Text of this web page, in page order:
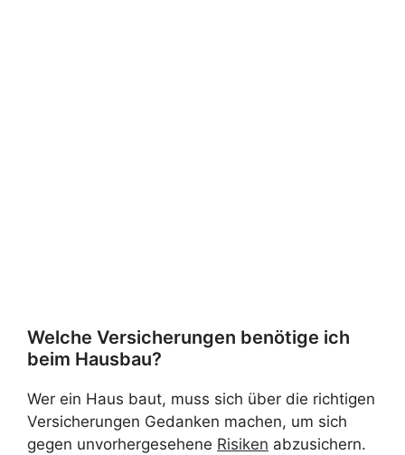
Welche Versicherungen benötige ich
beim Hausbau?
Wer ein Haus baut, muss sich über die richtigen
Versicherungen Gedanken machen, um sich
gegen unvorhergesehene Risiken abzusichern.